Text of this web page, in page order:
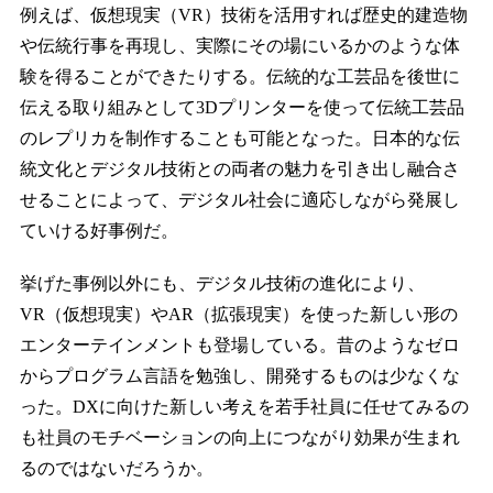
例えば、仮想現実（VR）技術を活用すれば歴史的建造物
や伝統行事を再現し、実際にその場にいるかのような体
験を得ることができたりする。伝統的な工芸品を後世に
伝える取り組みとして3Dプリンターを使って伝統工芸品
のレプリカを制作することも可能となった。日本的な伝
統文化とデジタル技術との両者の魅力を引き出し融合さ
せることによって、デジタル社会に適応しながら発展し
ていける好事例だ。
挙げた事例以外にも、デジタル技術の進化により、
VR（仮想現実）やAR（拡張現実）を使った新しい形の
エンターテインメントも登場している。昔のようなゼロ
からプログラム言語を勉強し、開発するものは少なくな
った。DXに向けた新しい考えを若手社員に任せてみるの
も社員のモチベーションの向上につながり効果が生まれ
るのではないだろうか。